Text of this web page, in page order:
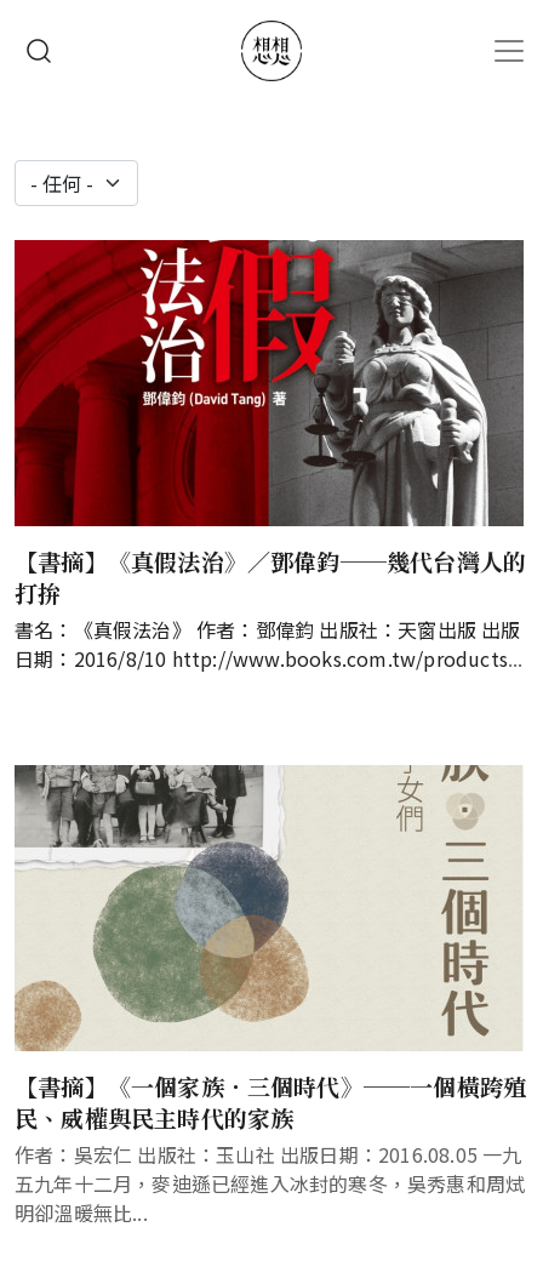
【書摘】《真假法治》／鄧偉鈞──幾代台灣人的
打拚
書名：《真假法治》 作者：鄧偉鈞 出版社：天窗出版 出版
日期：2016/8/10 http://www.books.com.tw/products...
【書摘】《一個家族．三個時代》──一個橫跨殖
民、威權與民主時代的家族
作者：吳宏仁 出版社：玉山社 出版日期：2016.08.05 一九
五九年十二月，麥迪遜已經進入冰封的寒冬，吳秀惠和周烒
明卻溫暖無比...